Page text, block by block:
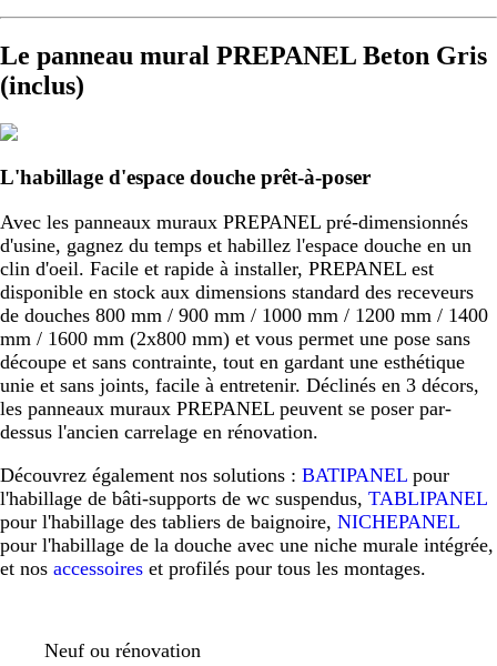
Le panneau mural PREPANEL Beton Gris
(inclus)
L'habillage d'espace douche prêt-à-poser
Avec les panneaux muraux PREPANEL pré-dimensionnés
d'usine, gagnez du temps et habillez l'espace douche en un
clin d'oeil. Facile et rapide à installer, PREPANEL est
disponible en stock aux dimensions standard des receveurs
de douches 800 mm / 900 mm / 1000 mm / 1200 mm / 1400
mm / 1600 mm (2x800 mm) et vous permet une pose sans
découpe et sans contrainte, tout en gardant une esthétique
unie et sans joints, facile à entretenir. Déclinés en 3 décors,
les panneaux muraux PREPANEL peuvent se poser par-
dessus l'ancien carrelage en rénovation.
Découvrez également nos solutions : BATIPANEL pour
l'habillage de bâti-supports de wc suspendus, TABLIPANEL
pour l'habillage des tabliers de baignoire, NICHEPANEL
pour l'habillage de la douche avec une niche murale intégrée,
et nos accessoires et profilés pour tous les montages.
Neuf ou rénovation